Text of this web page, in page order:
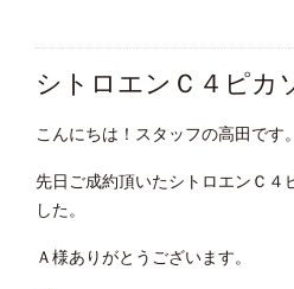
シトロエンＣ４ピ
こんにちは！スタッフの高田です。
先日ご成約頂いたシトロエンＣ４
した。
Ａ様ありがとうございます。